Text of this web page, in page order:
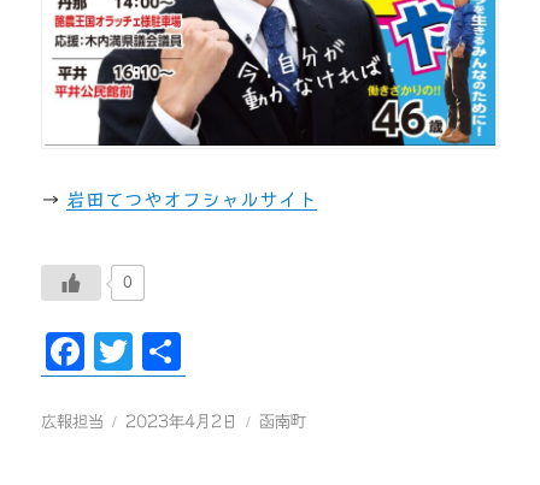
→ 岩田てつやオフシャルサイト
0
F
ac
eb
T
wi
tt
有
投
広報担当
投
2023年4月2日
カ
函南町